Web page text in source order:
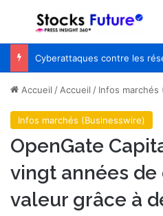
Menu
Accueil /Accueil / Infos marchés
Infos marchés (Businesswire)
OpenGate
vingt années
valeur grâce à